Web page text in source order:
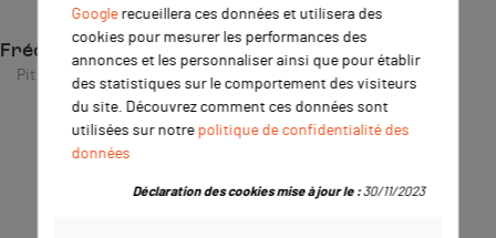
Fréquemment achetés ensemble
Pit Bike / Dirt Bike
Googlerecueillera ces données et utilisera des
cookies pour mesurer les performances des
annonces et les personnaliser ainsi que pour établir
des statistiques sur le comportement des visiteurs
du site. Découvrez comment ces données sont
utilisées sur notre politique de confidentialité des
données
Déclaration des cookies mise à jour le :30/11/2023